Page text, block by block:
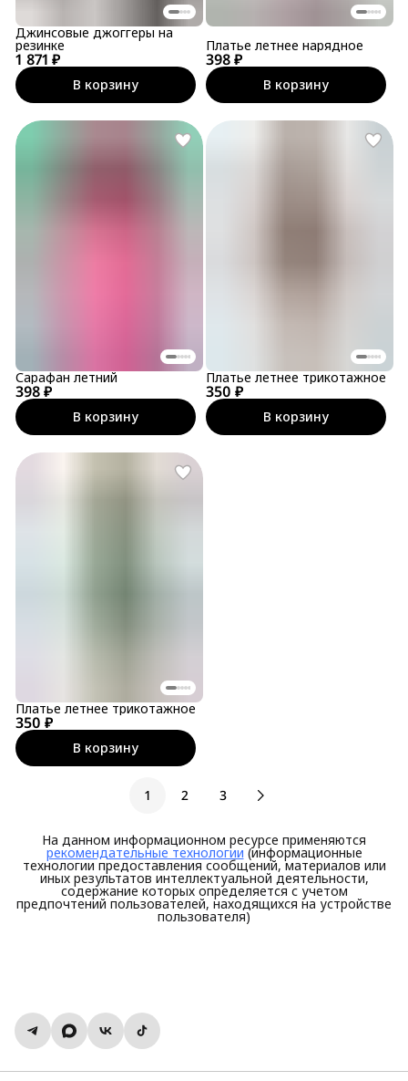
1 871 ₽
Джинсовые джоггеры на
резинке
В корзину
398 ₽
Платье летнее нарядное
В корзину
398 ₽
Сарафан летний
В корзину
350 ₽
Платье летнее трикотажное
В корзину
350 ₽
Платье летнее трикотажное
В корзину
1 2 3
На данном информационном ресурсе применяются
рекомендательные технологии (информационные
технологии предоставления сообщений, материалов или
иных результатов интеллектуальной деятельности,
содержание которых определяется с учетом
предпочтений пользователей, находящихся на устройстве
пользователя)